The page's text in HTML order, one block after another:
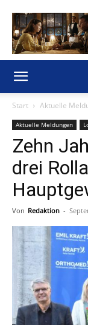
Start Aktuelle
Aktuelle Meldungen
Zehn
drei
Von Redaktion -